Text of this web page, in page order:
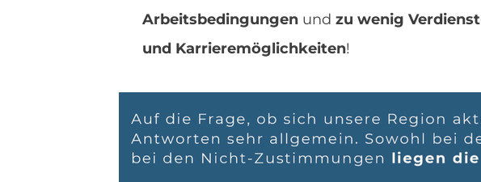
Arbeitsbedingungen und zu wenig
und Karrieremöglichkeiten!